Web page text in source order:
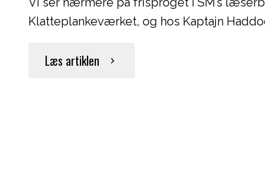
Klatteplankeværket, og hos Kaptajn
Læs artiklen
"Afholdsamøber